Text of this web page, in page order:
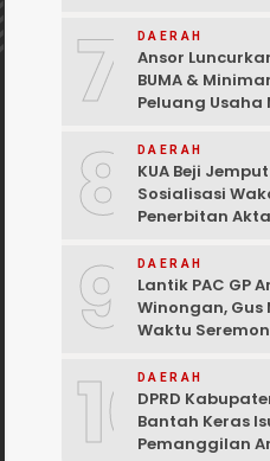
Kebangkitan
7 DAERAH
Ansor
BUMA &
Peluang Usaha
dan Bank
8 DAERAH
KUA Beji
Sosialisasi
Penerbitan
9 DAERAH
Lantik PAC GP
Winongan, Gus
Waktu
10DAERAH
DPRD
Bantah Keras
Pemanggilan